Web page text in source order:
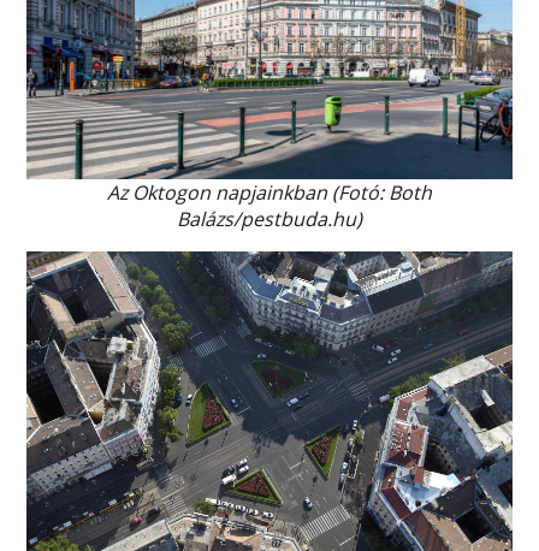
Az Oktogon napjainkban (Fotó: Both
Balázs/pestbuda.hu)